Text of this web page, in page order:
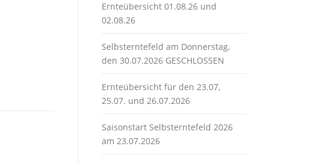
Ernteübersicht 01.08.26 und
02.08.26
Selbsterntefeld am Donnerstag,
den 30.07.2026 GESCHLOSSEN
Ernteübersicht für den 23.07,
25.07. und 26.07.2026
Saisonstart Selbsterntefeld 2026
am 23.07.2026